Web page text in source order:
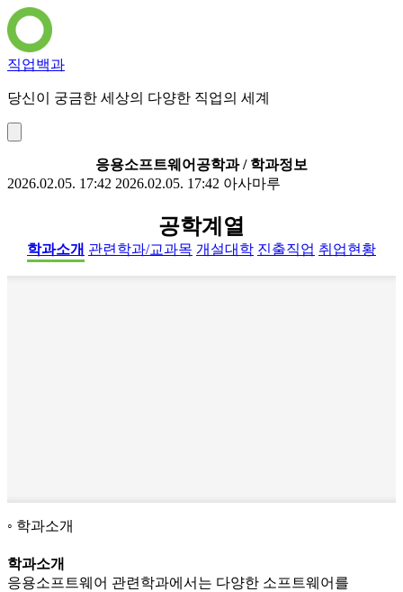
직업백과
당신이 궁금한 세상의 다양한 직업의 세계
응용소프트웨어공학과 / 학과정보
2026.02.05. 17:42 2026.02.05. 17:42 아사마루
공학계열
학과소개 관련학과/교과목 개설대학 진출직업 취업현황
학과소개
학과소개
응용소프트웨어 관련학과에서는 다양한 소프트웨어를